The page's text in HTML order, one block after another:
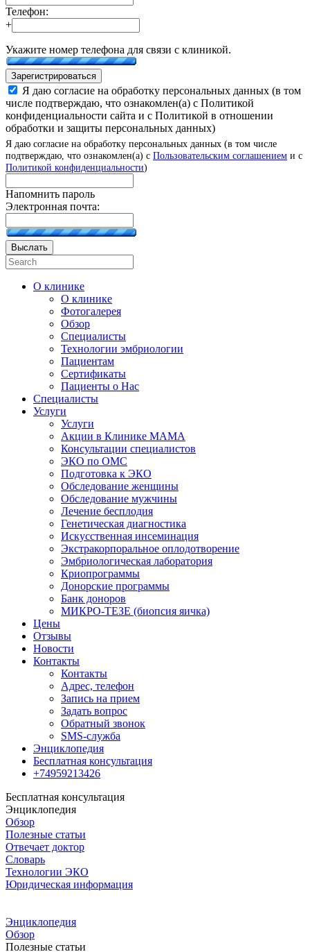
Телефон:
+
Укажите номер телефона для связи с клиникой.
Зарегистрироваться
Я даю согласие на обработку персональных данных (в том
числе подтверждаю, что ознакомлен(а) с Политикой
конфиденциальности сайта и с Политикой в отношении
обработки и защиты персональных данных)
Я даю согласие на обработку персональных данных (в том числе
подтверждаю, что ознакомлен(а) с Пользовательским соглашением и с
Политикой конфиденциальности)
Напомнить пароль
Электронная почта:
Выслать
О клинике
О клинике
Фотогалерея
Обзор
Специалисты
Технологии эмбриологии
Пациентам
Сертификаты
Пациенты о Нас
Специалисты
Услуги
Услуги
Акции в Клинике МАМА
Консультации специалистов
ЭКО по ОМС
Подготовка к ЭКО
Обследование женщины
Обследование мужчины
Лечение бесплодия
Генетическая диагностика
Искусственная инсеминация
Экстракорпоральное оплодотворение
Эмбриологическая лаборатория
Криопрограммы
Донорские программы
Банк доноров
МИКРО-ТЕЗЕ (биопсия яичка)
Цены
Отзывы
Новости
Контакты
Контакты
Адрес, телефон
Запись на прием
Задать вопрос
Обратный звонок
SMS-служба
Энциклопедия
Бесплатная консультация
+74959213426
Бесплатная консультация
Энциклопедия
Обзор
Полезные статьи
Отвечает доктор
Словарь
Технологии ЭКО
Юридическая информация
Энциклопедия
Обзор
Полезные статьи